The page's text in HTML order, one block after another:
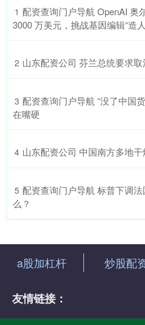
1 配资查询门户导航 OpenAI 奥
3000 万美元，挑战基因编辑“造
2 山东配资公司 芬兰总统要求
3 配资查询门户导航 “没了中国
在嘴硬
4 山东配资公司 中国南方多地
5 配资查询门户导航 标普下调
么？
a股加杠杆 炒股配
友情链接：